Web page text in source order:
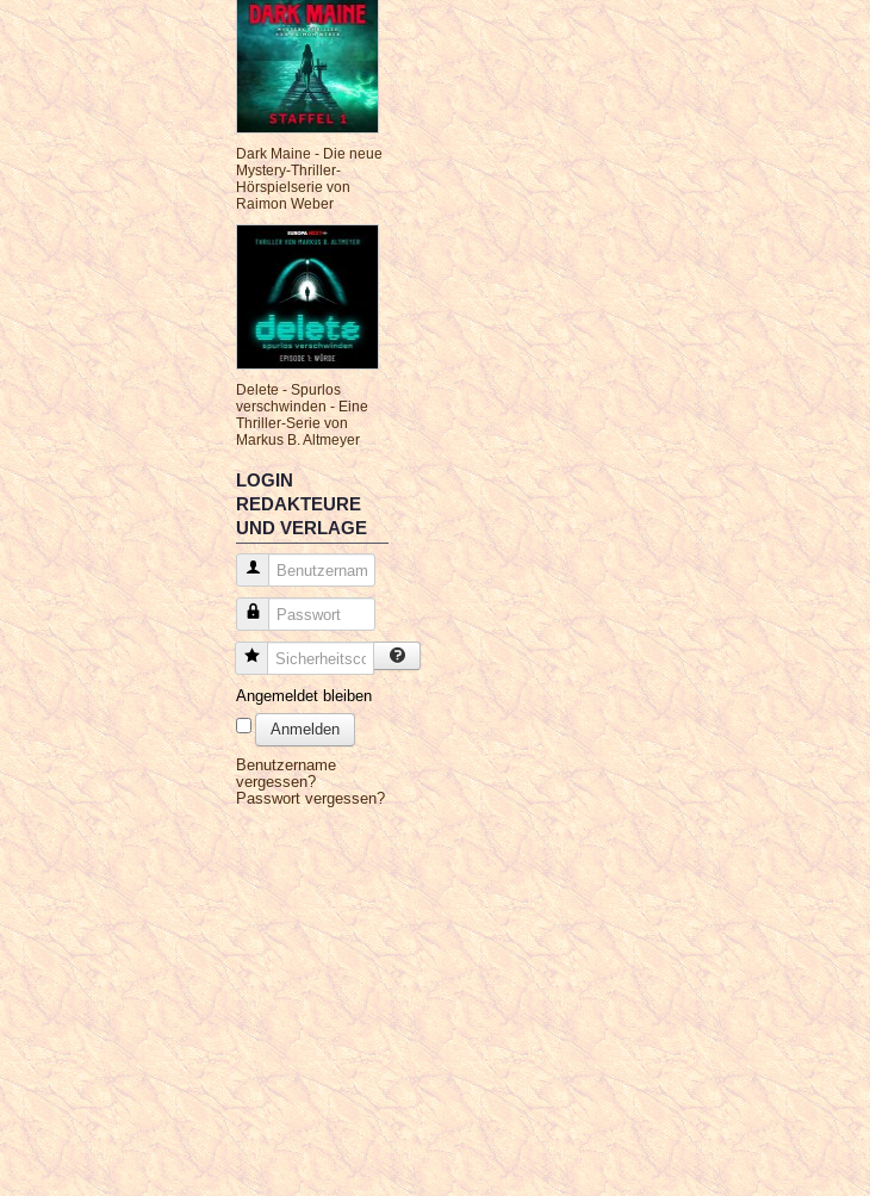
Dark Maine - Die neue
Mystery-Thriller-
Hörspielserie von
Raimon Weber
Delete - Spurlos
verschwinden - Eine
Thriller-Serie von
Markus B. Altmeyer
LOGIN
REDAKTEURE
UND VERLAGE
Benutzername
Passwort
Sicherheitscode
Angemeldet bleiben
Anmelden
Benutzername
vergessen?
Passwort vergessen?